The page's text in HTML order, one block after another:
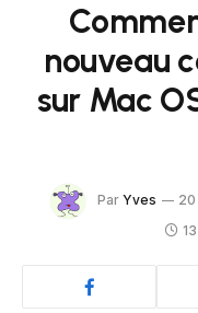
nouveau
sur Mac
Par Yves